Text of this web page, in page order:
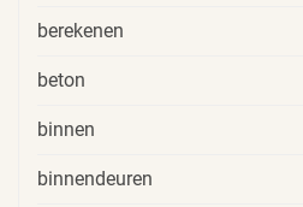
berekenen
beton
binnen
binnendeuren